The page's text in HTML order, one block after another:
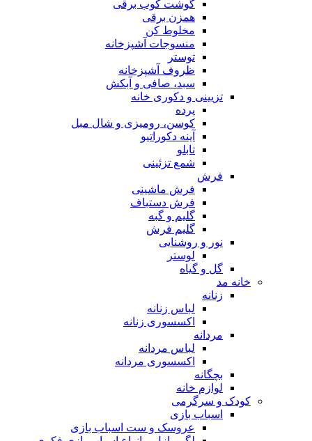
گوشت کوب برقی
همزن برقی
مخلوط کن
منسوجات آشپزخانه
توستر
ظروف آشپزخانه
سبد، صافی و آبکش
تزیینی و دکوری خانه
پرده
کوسن، رومیزی و شال مبل
آینه دکوراتیو
تابلو
شمع تزئینی
فرش
فرش ماشینی
فرش دستباف
گلیم و گبه
گلیم فرش
نور و روشنایی
لوستر
گل و گیاه
خانه مد
زنانه
لباس زنانه
اکسسوری زنانه
مردانه
لباس مردانه
اکسسوری مردانه
بچگانه
لوازم خانه
کودک و سرگرمی
اسباب بازی
عروسک و ست اسباب بازی